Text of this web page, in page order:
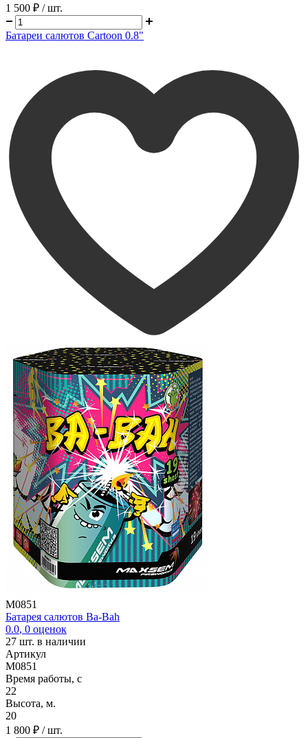
1 500 ₽ / шт.
Батареи салютов Cartoon 0.8"
M0851
Батарея салютов Ba-Bah
0.0, 0 оценок
27 шт. в наличии
Артикул
M0851
Время работы, с
22
Высота, м.
20
1 800 ₽ / шт.